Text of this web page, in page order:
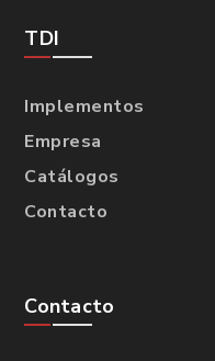
TDI
Implementos
Empresa
Catálogos
Contacto
Contacto